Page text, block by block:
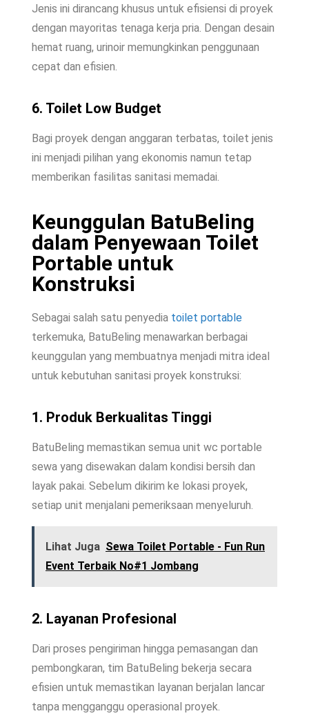
Jenis ini dirancang khusus untuk efisiensi di proyek
dengan mayoritas tenaga kerja pria. Dengan desain
hemat ruang, urinoir memungkinkan penggunaan
cepat dan efisien.
6. Toilet Low Budget
Bagi proyek dengan anggaran terbatas, toilet jenis
ini menjadi pilihan yang ekonomis namun tetap
memberikan fasilitas sanitasi memadai.
Keunggulan BatuBeling
dalam Penyewaan Toilet
Portable untuk
Konstruksi
Sebagai salah satu penyedia toilet portable
terkemuka, BatuBeling menawarkan berbagai
keunggulan yang membuatnya menjadi mitra ideal
untuk kebutuhan sanitasi proyek konstruksi:
1. Produk Berkualitas Tinggi
BatuBeling memastikan semua unit wc portable
sewa yang disewakan dalam kondisi bersih dan
layak pakai. Sebelum dikirim ke lokasi proyek,
setiap unit menjalani pemeriksaan menyeluruh.
Lihat Juga Sewa Toilet Portable - Fun Run
Event Terbaik No#1 Jombang
2. Layanan Profesional
Dari proses pengiriman hingga pemasangan dan
pembongkaran, tim BatuBeling bekerja secara
efisien untuk memastikan layanan berjalan lancar
tanpa mengganggu operasional proyek.